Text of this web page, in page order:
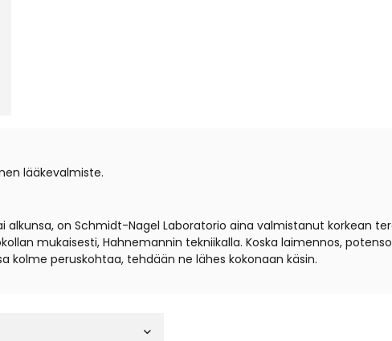
lääkevalmiste.
on Schmidt-Nagel Laboratorio aina valmistanut korkean
mukaisesti, Hahnemannin tekniikalla. Koska laimennos,
peruskohtaa, tehdään ne lähes kokonaan käsin.